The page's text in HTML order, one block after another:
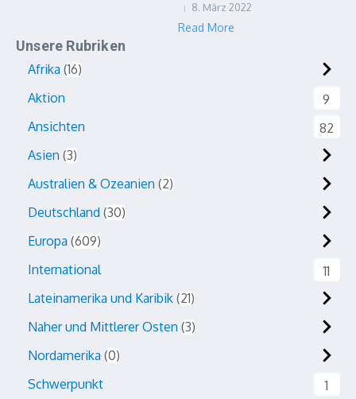
8. März 2022
Read More
Unsere Rubriken
Afrika 16
Aktion
9
Ansichten
82
Asien 3
Australien & Ozeanien 2
Deutschland 30
Europa 609
International
11
Lateinamerika und Karibik 21
Naher und Mittlerer Osten 3
Nordamerika 0
Schwerpunkt
1